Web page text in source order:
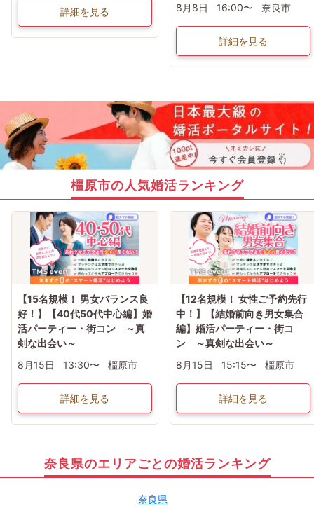
詳細を見る
8月8日
16:00〜 奈良市
詳細を見る
橿原市の人気婚活ランキング
【15名規模！ 男女バランス良
好！】【40代50代中心編】婚
活パーティー・街コン ～真
剣な出会い～
8月15日
13:30〜 橿原市
詳細を見る
【12名規模！ 女性ご予約先行
中！】【結婚前向き男女集合
編】婚活パーティー・街コ
ン ～真剣な出会い～
8月15日
15:15〜 橿原市
詳細を見る
奈良県のエリアごとの婚活ランキング
奈良県